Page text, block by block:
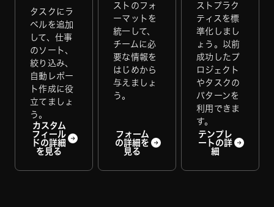
タスクにラ
ベルを追加
して、仕事
のソート、
絞り込み、
自動レポー
ト作成に役
立てましょ
う。
カスタム
フィール
ドの詳細
を見る
ストのフォ
ーマットを
統一して、
チームに必
要な情報を
はじめから
与えましょ
う。
フォーム
の詳細を
見る
ストプラク
ティスを標
準化しまし
ょう。以前
成功したプ
ロジェクト
やタスクの
パターンを
利用できま
す。
テンプレ
ートの詳
細